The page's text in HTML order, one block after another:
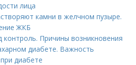
лица
камни в желчном пузыре.
ЖКБ
контроль. Причины возникновения
диабете. Важность
диабете